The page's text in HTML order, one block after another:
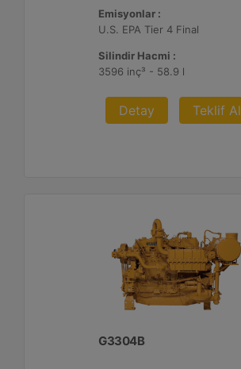
Emisyonlar :
U.S. EPA Tier 4 Final
Silindir Hacmi :
3596 inç³ - 58.9 l
Detay Teklif Al
G3304B